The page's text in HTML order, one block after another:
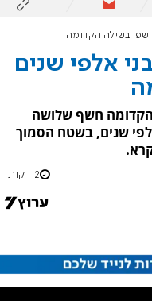
בשילה הקדומה
אלפי שנים
הקדומה חשף שלושה
שנים, בשטח הסמוך
2 דקות